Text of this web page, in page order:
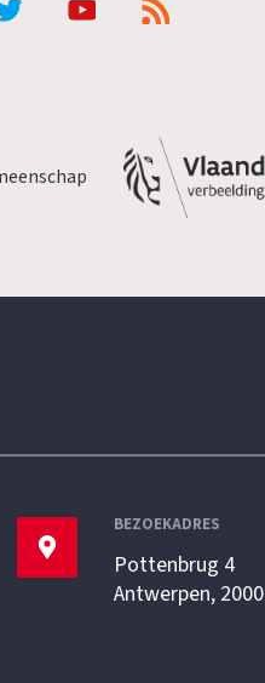
BEZOEKADRES
Pottenbrug 4
Antwerpen, 2000